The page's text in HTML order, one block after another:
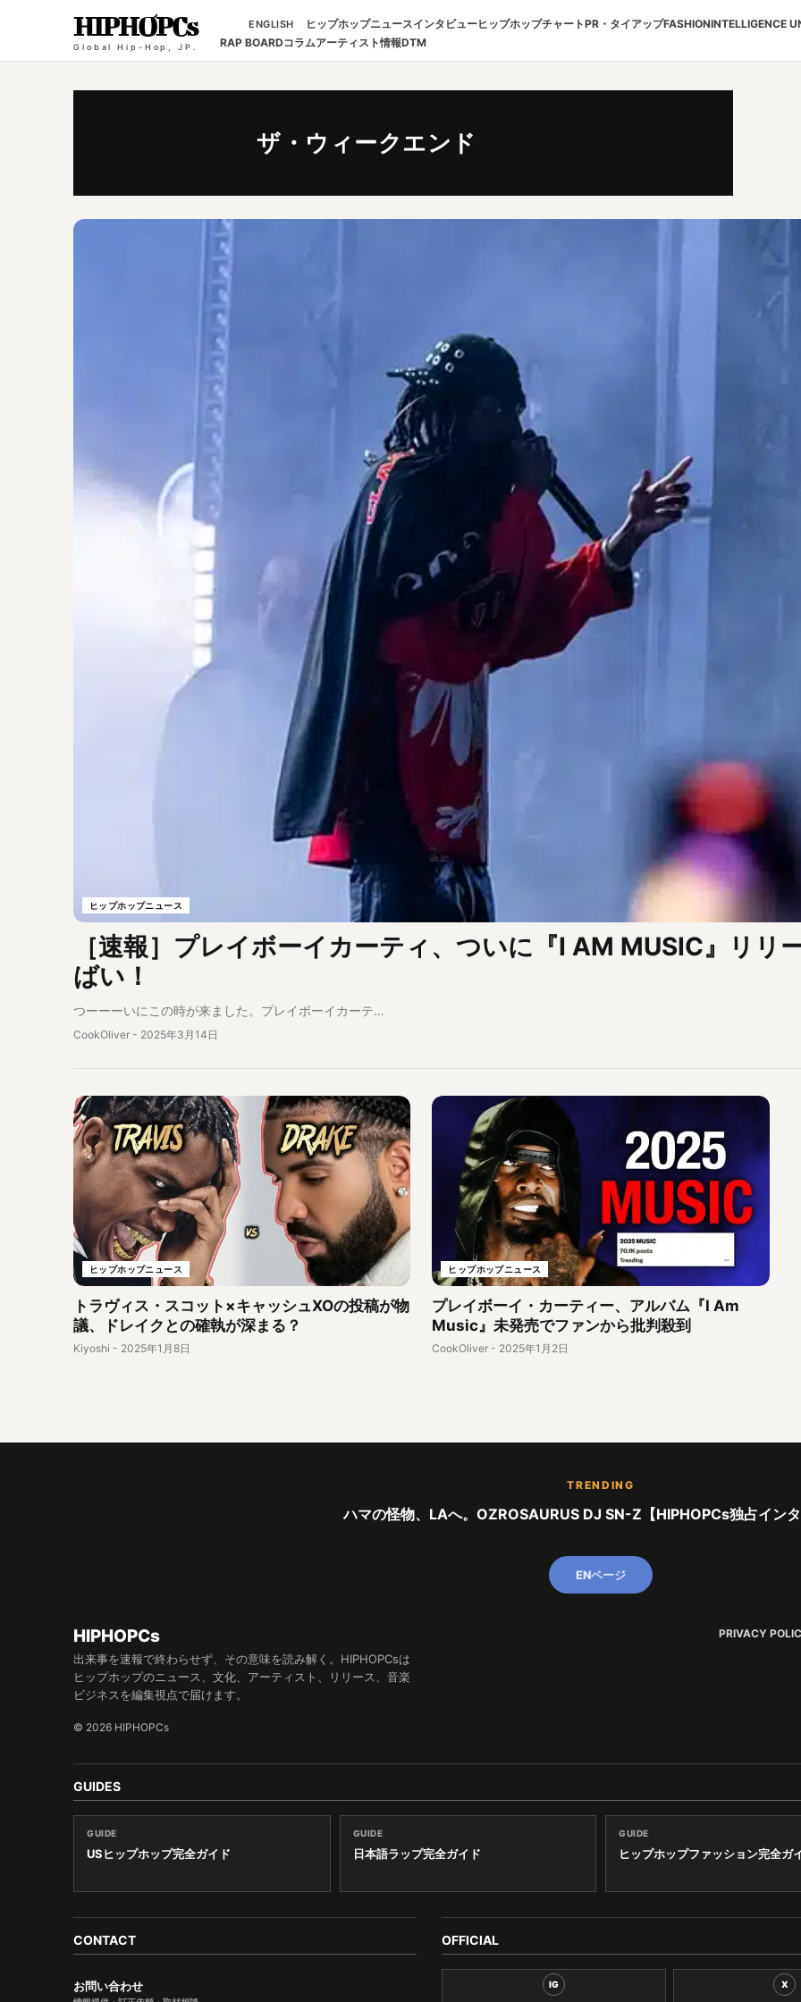
HIPHOPCs
Global Hip-Hop, JP.
ENGLISH ヒップホップニュースインタビューヒップホップチャートPR・タイアップFASHIONINTELLIGENCE
RAP BOARDコラムアーティスト情報DTM
ザ・ウィークエンド
ヒップホップニュース
［速報］プレイボーイカーティ、ついに『I AM MUSIC』リリ
ばい！
つーーーいにこの時が来ました。プレイボーイカーテ…
CookOliver - 2025年3月14日
ヒップホップニュース
トラヴィス・スコット×キャッシュXOの投稿が物
議、ドレイクとの確執が深まる？
Kiyoshi - 2025年1月8日
ヒップホップニュース
プレイボーイ・カーティー、アルバム『I Am
Music』未発売でファンから批判殺到
CookOliver - 2025年1月2日
TRENDING
ハマの怪物、LAへ。OZROSAURUS DJ SN-Z【HIPHOPCs独占インタ
ENページ
HIPHOPCs
出来事を速報で終わらせず、その意味を読み解く。HIPHOPCsは
ヒップホップのニュース、文化、アーティスト、リリース、音楽
ビジネスを編集視点で届けます。
© 2026 HIPHOPCs
PRIVACY
GUIDES
GUIDE
USヒップホップ完全ガイド
GUIDE
日本語ラップ完全ガイド
GUIDE
ヒップホップファッション完全ガ
CONTACT
お問い合わせ
OFFICIAL
IG X